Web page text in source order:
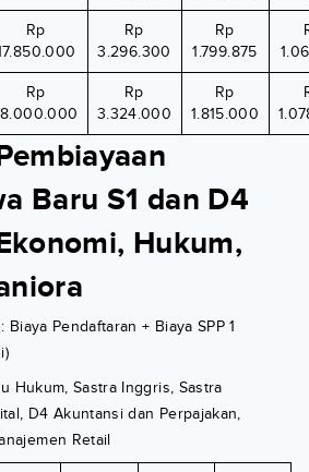
Rp
Rp
3.296.300
Rp
1.799.875
Rp
Rp
3.324.000
Rp
1.815.000
Baru S1 dan D4
Hukum,
Pendaftaran + Biaya SPP 1
Hukum, Sastra Inggris, Sastra
D4 Akuntansi dan Perpajakan,
Retail